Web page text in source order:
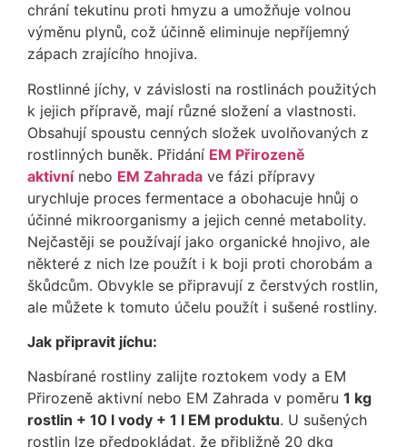
chrání tekutinu proti hmyzu a umožňuje volnou
výměnu plynů, což účinně eliminuje nepříjemný
zápach zrajícího hnojiva.
Rostlinné jíchy, v závislosti na rostlinách použitých
k jejich přípravě, mají různé složení a vlastnosti.
Obsahují spoustu cenných složek uvolňovaných z
rostlinných buněk. Přidání EM Přirozeně
aktivnínebo EM Zahrada ve fázi přípravy
urychluje proces fermentace a obohacuje hnůj o
účinné mikroorganismy a jejich cenné metabolity.
Nejčastěji se používají jako organické hnojivo, ale
některé z nich lze použít i k boji proti chorobám a
škůdcům. Obvykle se připravují z čerstvých rostlin,
ale můžete k tomuto účelu použít i sušené rostliny.
Jak připravit jíchu:
Nasbírané rostliny zalijte roztokem vody a EM
Přirozeně aktivní nebo EM Zahrada v poměru 1 kg
rostlin + 10 l vody + 1 l EM produktu. U sušených
rostlin lze předpokládat, že přibližně 20 dkg